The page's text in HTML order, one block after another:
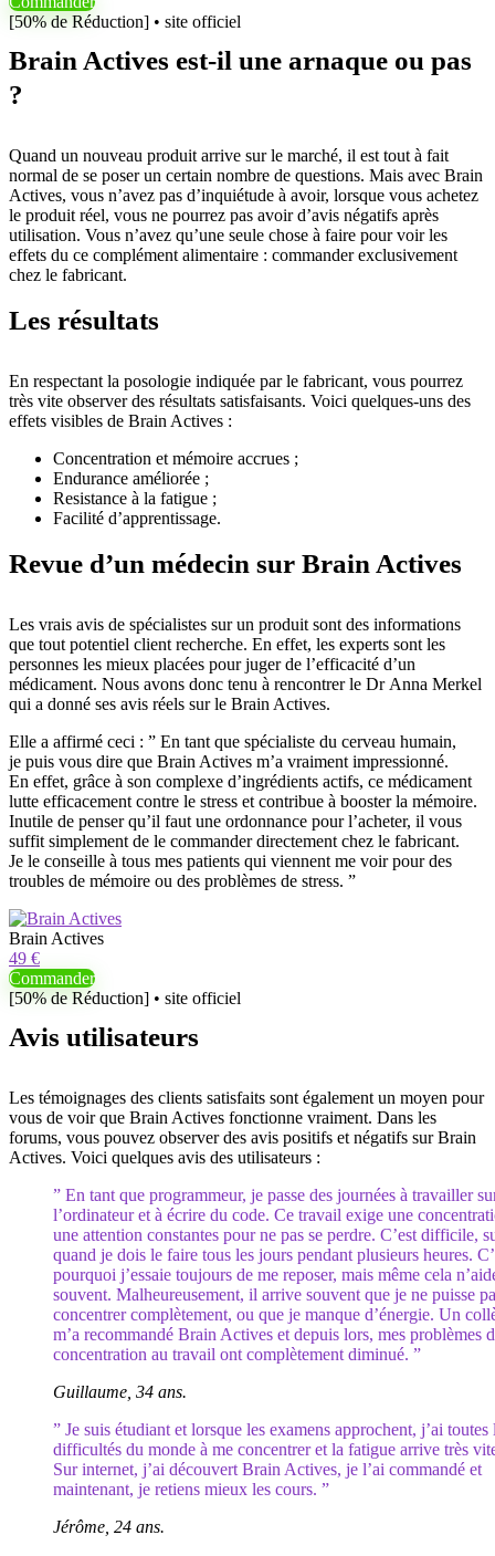
[50% de Réduction] • site officiel
Brain Actives est-il une arnaque ou pas
?
Quand un nouveau produit arrive sur le marché, il est tout à fait
normal de se poser un certain nombre de questions. Mais avec Brain
Actives, vous n’avez pas d’inquiétude à avoir, lorsque vous achetez
le produit réel, vous ne pourrez pas avoir d’avis négatifs après
utilisation. Vous n’avez qu’une seule chose à faire pour voir les
effets du ce complément alimentaire : commander exclusivement
chez le fabricant.
Les résultats
En respectant la posologie indiquée par le fabricant, vous pourrez
très vite observer des résultats satisfaisants. Voici quelques-uns des
effets visibles de Brain Actives :
Concentration et mémoire accrues ;
Endurance améliorée ;
Resistance à la fatigue ;
Facilité d’apprentissage.
Revue d’un médecin sur Brain Actives
Les vrais avis de spécialistes sur un produit sont des informations
que tout potentiel client recherche. En effet, les experts sont les
personnes les mieux placées pour juger de l’efficacité d’un
médicament. Nous avons donc tenu à rencontrer le Dr Anna Merkel
qui a donné ses avis réels sur le Brain Actives.
Elle a affirmé ceci : ” En tant que spécialiste du cerveau humain,
je puis vous dire que Brain Actives m’a vraiment impressionné.
En effet, grâce à son complexe d’ingrédients actifs, ce médicament
lutte efficacement contre le stress et contribue à booster la mémoire.
Inutile de penser qu’il faut une ordonnance pour l’acheter, il vous
suffit simplement de le commander directement chez le fabricant.
Je le conseille à tous mes patients qui viennent me voir pour des
troubles de mémoire ou des problèmes de stress. ”
Brain Actives
49 €
Commander
[50% de Réduction] • site officiel
Avis utilisateurs
Les témoignages des clients satisfaits sont également un moyen pour
vous de voir que Brain Actives fonctionne vraiment. Dans les
forums, vous pouvez observer des avis positifs et négatifs sur Brain
Actives. Voici quelques avis des utilisateurs :
” En tant que programmeur, je passe des journées à travailler
l’ordinateur et à écrire du code. Ce travail exige une
une attention constantes pour ne pas se perdre. C’est difficile,
quand je dois le faire tous les jours pendant plusieurs heures.
pourquoi j’essaie toujours de me reposer, mais même cela
souvent. Malheureusement, il arrive souvent que je ne puisse
concentrer complètement, ou que je manque d’énergie. Un
m’a recommandé Brain Actives et depuis lors, mes problèmes
concentration au travail ont complètement diminué. ”
Guillaume, 34 ans.
” Je suis étudiant et lorsque les examens approchent, j’ai toutes
difficultés du monde à me concentrer et la fatigue arrive très
Sur internet, j’ai découvert Brain Actives, je l’ai commandé et
maintenant, je retiens mieux les cours. ”
Jérôme, 24 ans.